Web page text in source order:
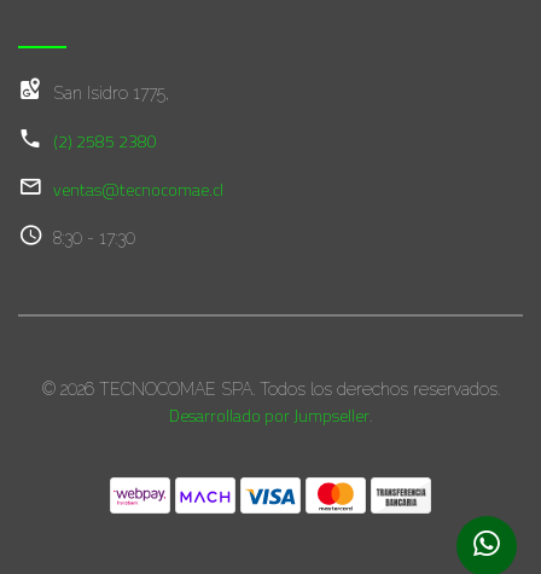
San Isidro 1775,
(2) 2585 2380
ventas@tecnocomae.cl
8:30 - 17:30
© 2026 TECNOCOMAE SPA. Todos los derechos reservados.
Desarrollado por Jumpseller